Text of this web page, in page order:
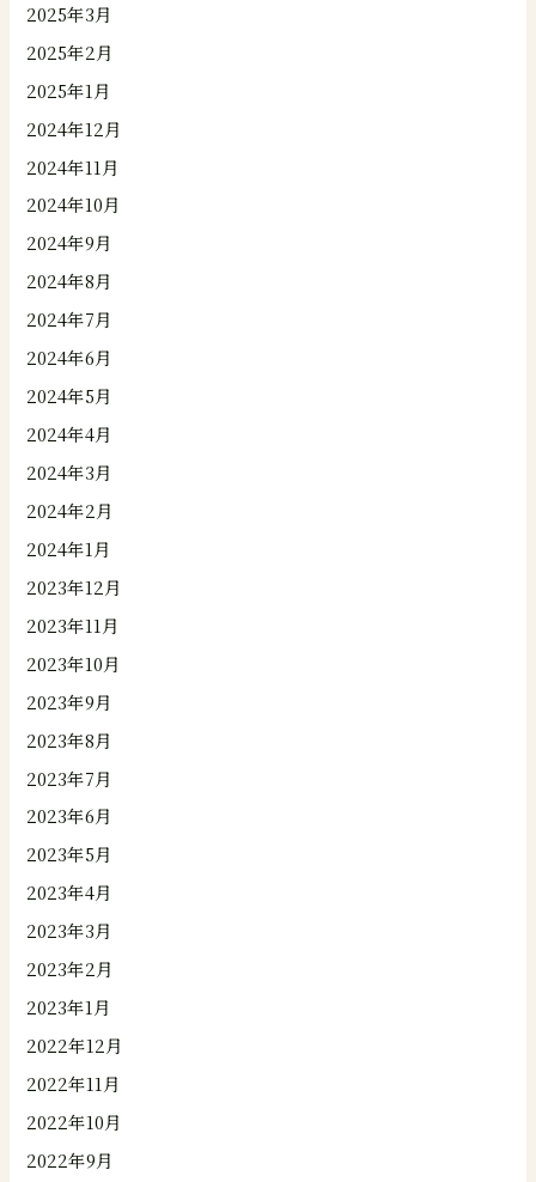
2025年3月
2025年2月
2025年1月
2024年12月
2024年11月
2024年10月
2024年9月
2024年8月
2024年7月
2024年6月
2024年5月
2024年4月
2024年3月
2024年2月
2024年1月
2023年12月
2023年11月
2023年10月
2023年9月
2023年8月
2023年7月
2023年6月
2023年5月
2023年4月
2023年3月
2023年2月
2023年1月
2022年12月
2022年11月
2022年10月
2022年9月